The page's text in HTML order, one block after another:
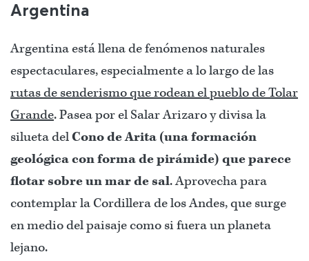
Argentina
Argentina está llena de fenómenos naturales
espectaculares, especialmente a lo largo de las
rutas de senderismo que rodean el pueblo de Tolar
Grande. Pasea por el Salar Arizaro y divisa la
silueta delCono de Arita (una formación
geológica con forma de pirámide) queparece
flotar sobre un mar de sal. Aprovecha para
contemplar la Cordillera de los Andes, que surge
en medio del paisaje como si fuera un planeta
lejano.